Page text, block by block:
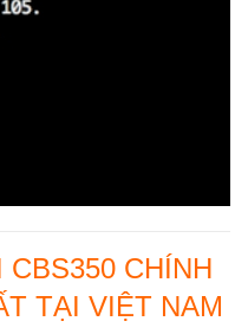
CHÍNH
TẠI VIỆT NAM